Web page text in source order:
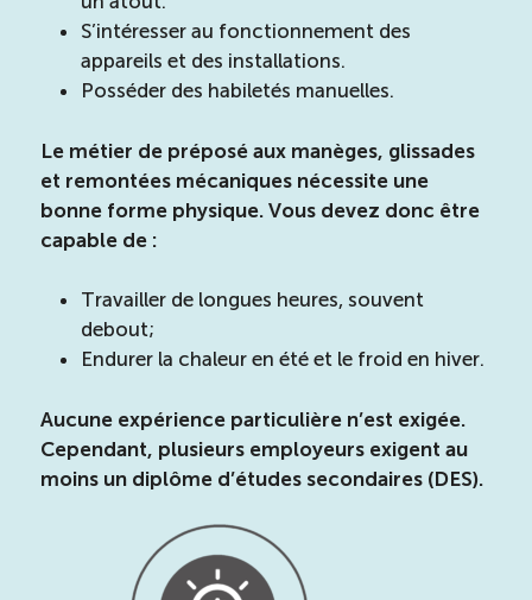
S’intéresser au fonctionnement des
appareils et des installations.
Posséder des habiletés manuelles.
Le métier de préposé aux manèges, glissades
et remontées mécaniques nécessite une
bonne forme physique. Vous devez donc être
capable de :
Travailler de longues heures, souvent
debout;
Endurer la chaleur en été et le froid en hiver.
Aucune expérience particulière n’est exigée.
Cependant, plusieurs employeurs exigent au
moins un diplôme d’études secondaires (DES).